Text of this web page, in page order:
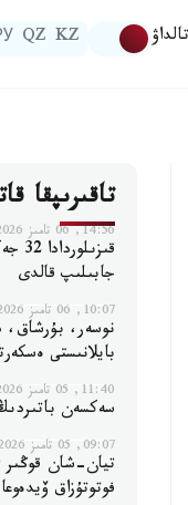
تالداۋ KZ
QZ
تاقىرىپقا
14:56, 06 تامىز 2026
جابىلىپ قالدى
10:07, 06 تامىز 2026
بايلانىستى
11:40, 05 تامىز 2026
سەكسەن
09:07, 05 تامىز 2026
تيان-شان قوڭىر
فوتوتۇزاق